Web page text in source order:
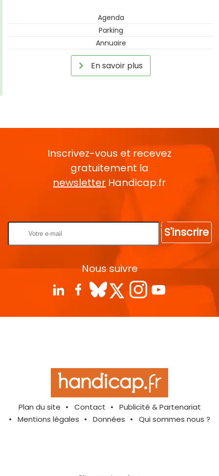
Agenda
Parking
Annuaire
En savoir plus
Inscrivez-vous et recevez
gratuitement la
newsletter Handicap.fr
S'inscrire
Nous suivre
Plan du site Contact
Publicité & Partenariat
Mentions légales
Données Qui sommes nous ?